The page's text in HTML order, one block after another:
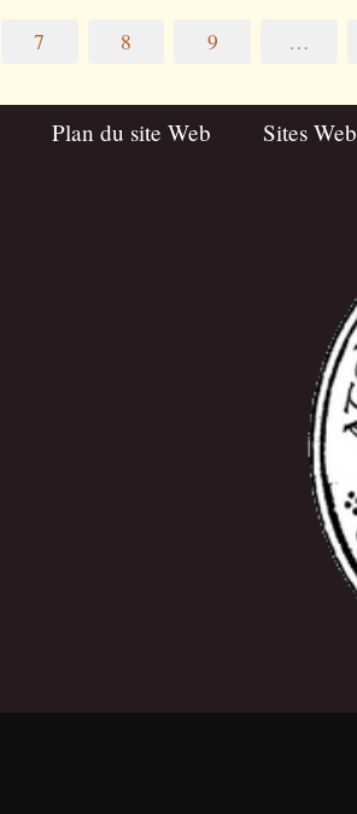
7 8 9 …
Plan du site Web Sites Web